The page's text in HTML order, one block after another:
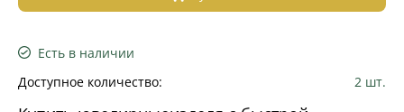
Есть в наличии
Доступное количество:
2 шт.